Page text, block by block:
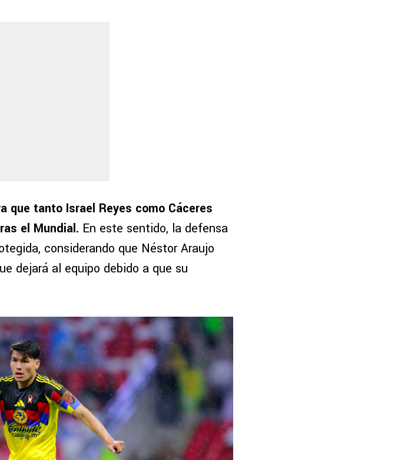
que tanto Israel Reyes como Cáceres
el Mundial. En este sentido, la defensa
considerando que Néstor Araujo
dejará al equipo debido a que su